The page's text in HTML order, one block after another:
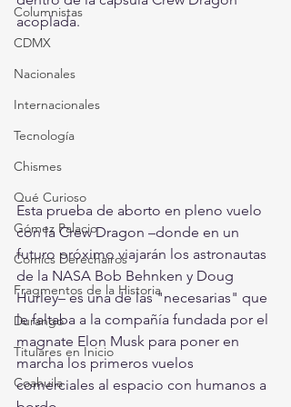
Columnistas
CDMX
Nacionales
Internacionales
Tecnología
Chismes
Qué Curioso
Gómez Palacio
Comics Derechairos
Fragmentos de la Historia
Durango
Titulares en Inicio
Coahuila
acoplada.
Esta prueba de aborto en pleno vuelo
con la Crew Dragon –donde en un
futuro próximo viajarán los astronautas
de la NASA Bob Behnken y Doug
Hurley– es una de las "necesarias" que
le faltaba a la compañía fundada por el
magnate Elon Musk para poner en
marcha los primeros vuelos
comerciales al espacio con humanos a